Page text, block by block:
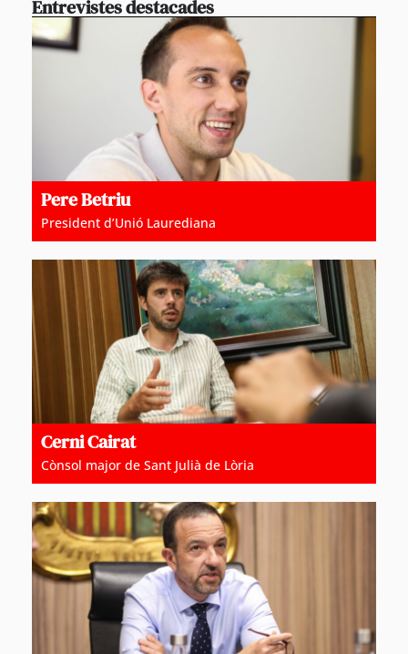
Entrevistes destacades
Pere Betriu
President d’Unió Laurediana
Cerni Cairat
Cònsol major de Sant Julià de Lòria